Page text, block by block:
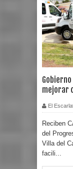
mejorar
El
Reciben
del
Villa del
facili...